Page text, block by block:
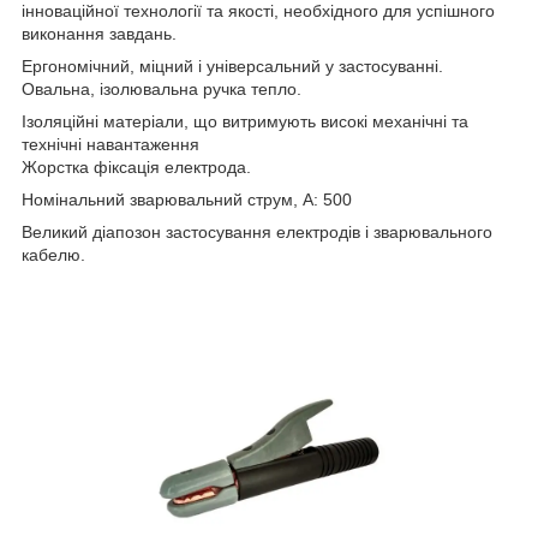
інноваційної технології та якості, необхідного для успішного
виконання завдань.
Ергономічний, міцний і універсальний у застосуванні.
Овальна, ізолювальна ручка тепло.
Ізоляційні матеріали, що витримують високі механічні та
технічні навантаження
Жорстка фіксація електрода.
Номінальний зварювальний струм, А: 500
Великий діапозон застосування електродів і зварювального
кабелю.